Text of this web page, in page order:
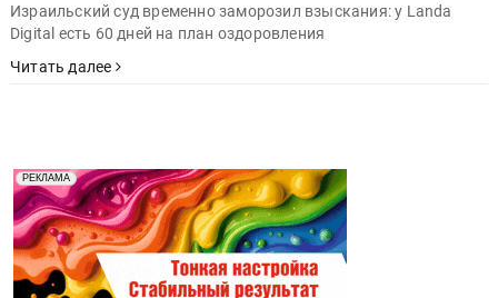
Израильский суд временно заморозил взыскания: у Landa
Digital есть 60 дней на план оздоровления
Читать далее
РЕКЛАМА
Реклама. Рекламодатель ООО "Передовые Системы
Печати" erid: 2SDnjd2d4Qz